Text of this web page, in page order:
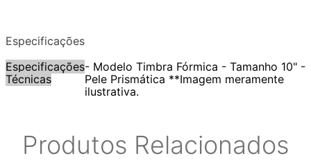
Especificações
Especificações
Técnicas
- Modelo Timbra Fórmica - Tamanho 10" -
Pele Prismática **Imagem meramente
ilustrativa.
Produtos Relacionados